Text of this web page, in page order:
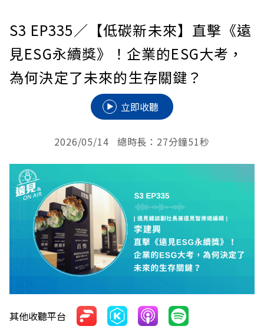
S3 EP335／【低碳新未來】直擊《遠
見ESG永續獎》！企業的ESG大考，
為何決定了未來的生存關鍵？
立即收聽
2026/05/14 總時長：27分鐘51秒
其他收聽平台